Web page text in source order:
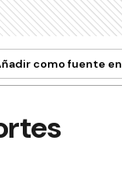
como fuente en